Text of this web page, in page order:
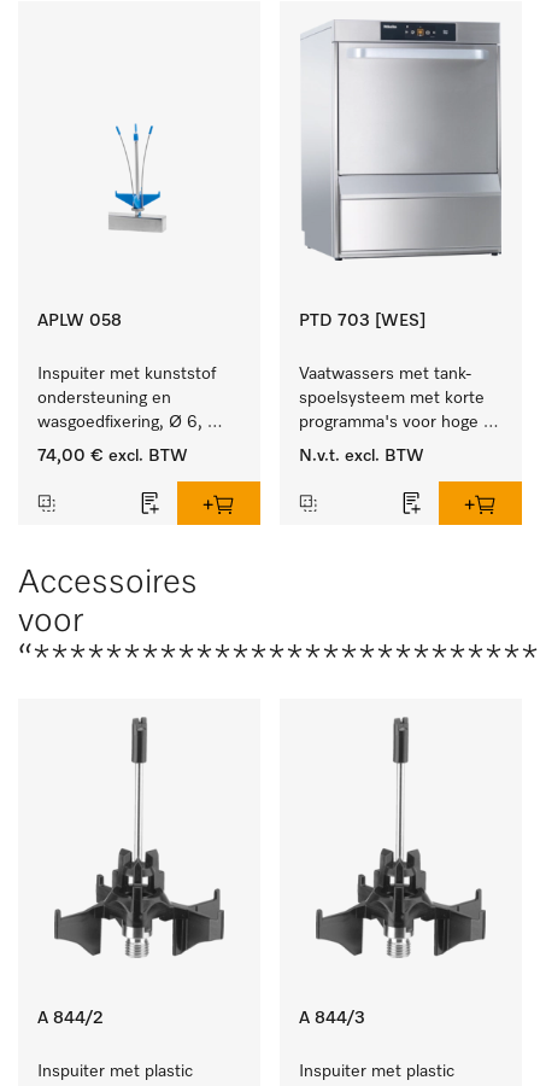
APLW 058
Inspuiter met kunststof
ondersteuning en
wasgoedfixering, Ø 6,
lengte 135 mm.
74,00 € excl. BTW
PTD 703 [WES]
Vaatwassers met tank-
spoelsysteem met korte
programma's voor hoge
spoelsnelheden - incl.
N.v.t. excl. BTW
Accessoires
voor
A 844/2
Inspuiter met plastic
A 844/3
Inspuiter met plastic